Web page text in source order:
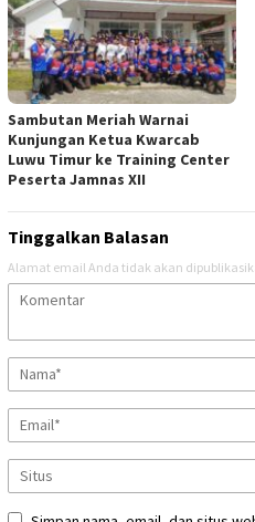
Sambutan Meriah Warnai
Kunjungan Ketua Kwarcab
Luwu Timur ke Training Center
Peserta Jamnas XII
Tinggalkan Balasan
Alamat email Anda tidak akan